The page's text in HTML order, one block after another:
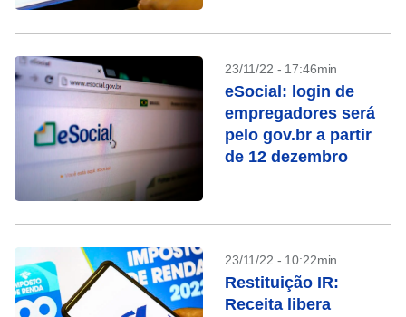
23/11/22 - 17:46min
eSocial: login de
empregadores será
pelo gov.br a partir
de 12 dezembro
23/11/22 - 10:22min
Restituição IR:
Receita libera